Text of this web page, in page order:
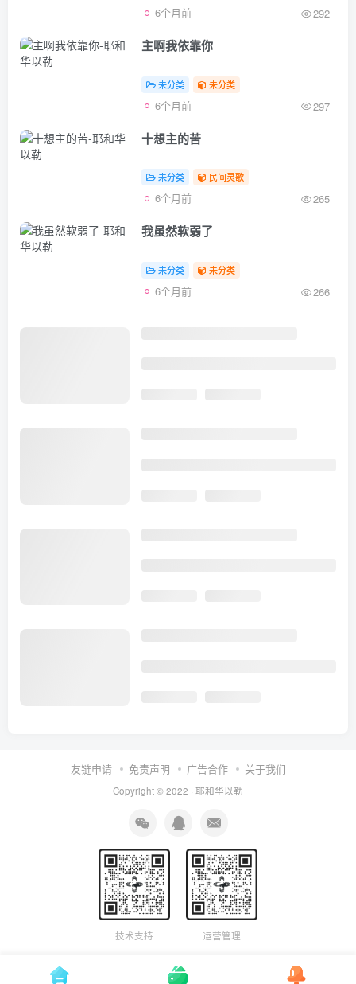
6个月前 292
主啊我依靠你
未分类 未分类
6个月前 297
十想主的苦
未分类 民间灵歌
6个月前 265
我虽然软弱了
未分类 未分类
6个月前 266
友链申请 免责声明 广告合作 关于我们
Copyright © 2022 · 耶和华以勒
技术支持 运营管理